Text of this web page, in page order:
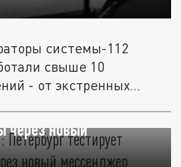
системы-112
свыше 10
- от экстренных...
Петербург тестирует
через новый